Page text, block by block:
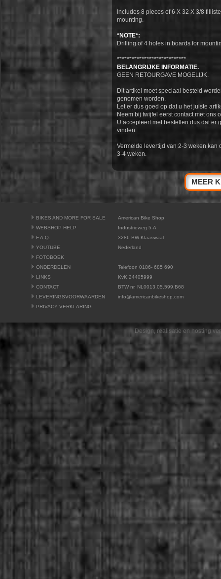
Includes 8 pieces of 6 X 32 X 3/8
mounting.
*NOTE*:
Drilling of 4 holes in boards for
****************************
BELANGRIJKE INFORMATIE.
GEEN RETOURGAVE MOGELIJK.
Dit artikel moet speciaal besteld
genomen worden.
Let er dus goed op dat u het juiste
Neem bij twijfel eerst contact met ons
U accepteert met bestellen dus dat er
vinden.
Vermelde levertijd van 2-3 weken kan
3-4 weken.
MEER
BIKES AND MORE FOR SALE
WEBSHOP HELP
F.A.Q.
YOUTUBE
FOTOBOEK
ONDERDELEN
LINKS
CONTACT
LEVERINGSVOORWAARDEN
PRIVACY VERKLARING
American Bike Shop
Industrieweg 5-A
3286 BW Klaaswaal
Nederland
Telefoon 0186- 685 690
KvK 24405999
BTW nr. NL0013.05.599.B68
info@americanbikeshop.com
Design, realisatie en hosting